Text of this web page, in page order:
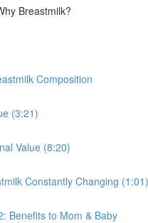
Breastmilk?
Composition
(3:21)
Value (8:20)
Constantly Changing (1:01)
Benefits to Mom & Baby